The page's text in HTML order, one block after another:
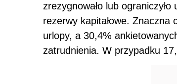
zrezygnowało lub
rezerwy kapitałowe. Znaczna
urlopy, a 30,4%
zatrudnienia. W przypadku